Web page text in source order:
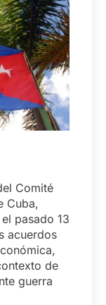
Comité
Cuba,
pasado 13
acuerdos
de
guerra